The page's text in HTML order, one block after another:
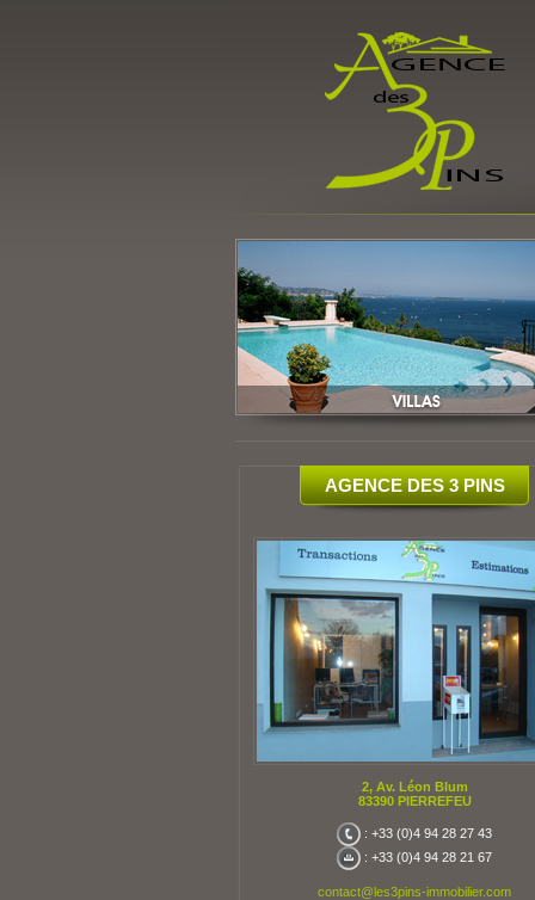
AGENCE DES 3 PINS
2, Av. Léon Blum
83390 PIERREFEU
: +33 (0)4 94 28 27 43
: +33 (0)4 94 28 21 67
contact@les3pins-immobilier.com